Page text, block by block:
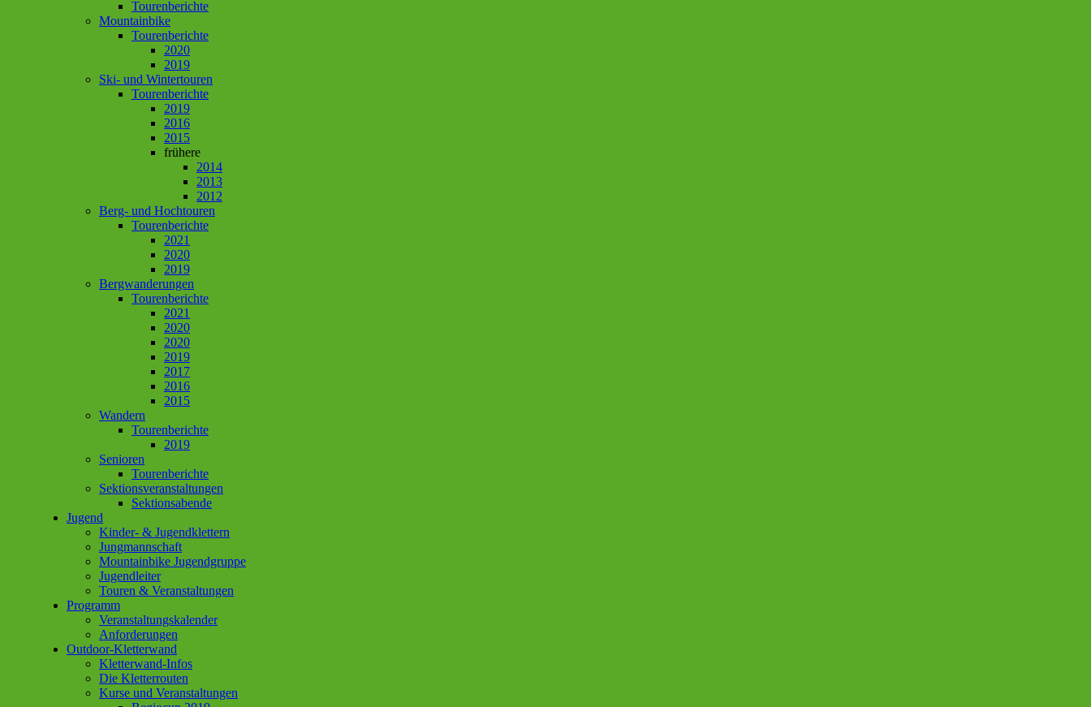
Tourenberichte
Mountainbike
Tourenberichte
2020
2019
Ski- und Wintertouren
Tourenberichte
2019
2016
2015
frühere
2014
2013
2012
Berg- und Hochtouren
Tourenberichte
2021
2020
2019
Bergwanderungen
Tourenberichte
2021
2020
2020
2019
2017
2016
2015
Wandern
Tourenberichte
2019
Senioren
Tourenberichte
Sektionsveranstaltungen
Sektionsabende
Jugend
Kinder- & Jugendklettern
Jungmannschaft
Mountainbike Jugendgruppe
Jugendleiter
Touren & Veranstaltungen
Programm
Veranstaltungskalender
Anforderungen
Outdoor-Kletterwand
Kletterwand-Infos
Die Kletterrouten
Kurse und Veranstaltungen